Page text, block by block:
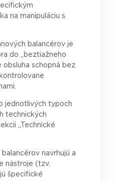
na manipuláciu s
balancérov je
do „beztiažneho
obsluha schopná bez
jednotlivých typoch
technických
„Technické
navrhujú a
nástroje (tzv.
špecifické